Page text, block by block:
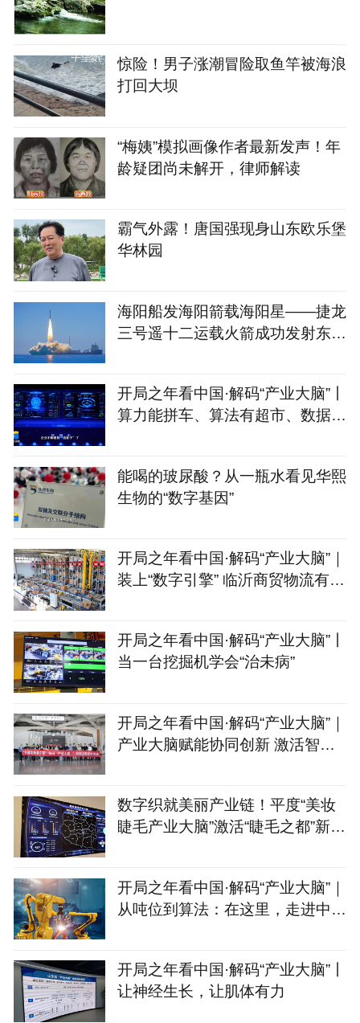
惊险！男子涨潮冒险取鱼竿被海浪
打回大坝
“梅姨”模拟画像作者最新发声！年
龄疑团尚未解开，律师解读
霸气外露！唐国强现身山东欧乐堡
华林园
海阳船发海阳箭载海阳星——捷龙
三号遥十二运载火箭成功发射东方
开局之年看中国·解码“产业大脑”丨
算力能拼车、算法有超市、数据不
能喝的玻尿酸？从一瓶水看见华熙
生物的“数字基因”
开局之年看中国·解码“产业大脑”｜
装上“数字引擎” 临沂商贸物流有
开局之年看中国·解码“产业大脑”丨
当一台挖掘机学会“治未病”
开局之年看中国·解码“产业大脑”｜
产业大脑赋能协同创新 激活智能
数字织就美丽产业链！平度“美妆
睫毛产业大脑”激活“睫毛之都”新动
开局之年看中国·解码“产业大脑”｜
从吨位到算法：在这里，走进中国
开局之年看中国·解码“产业大脑”丨
让神经生长，让肌体有力